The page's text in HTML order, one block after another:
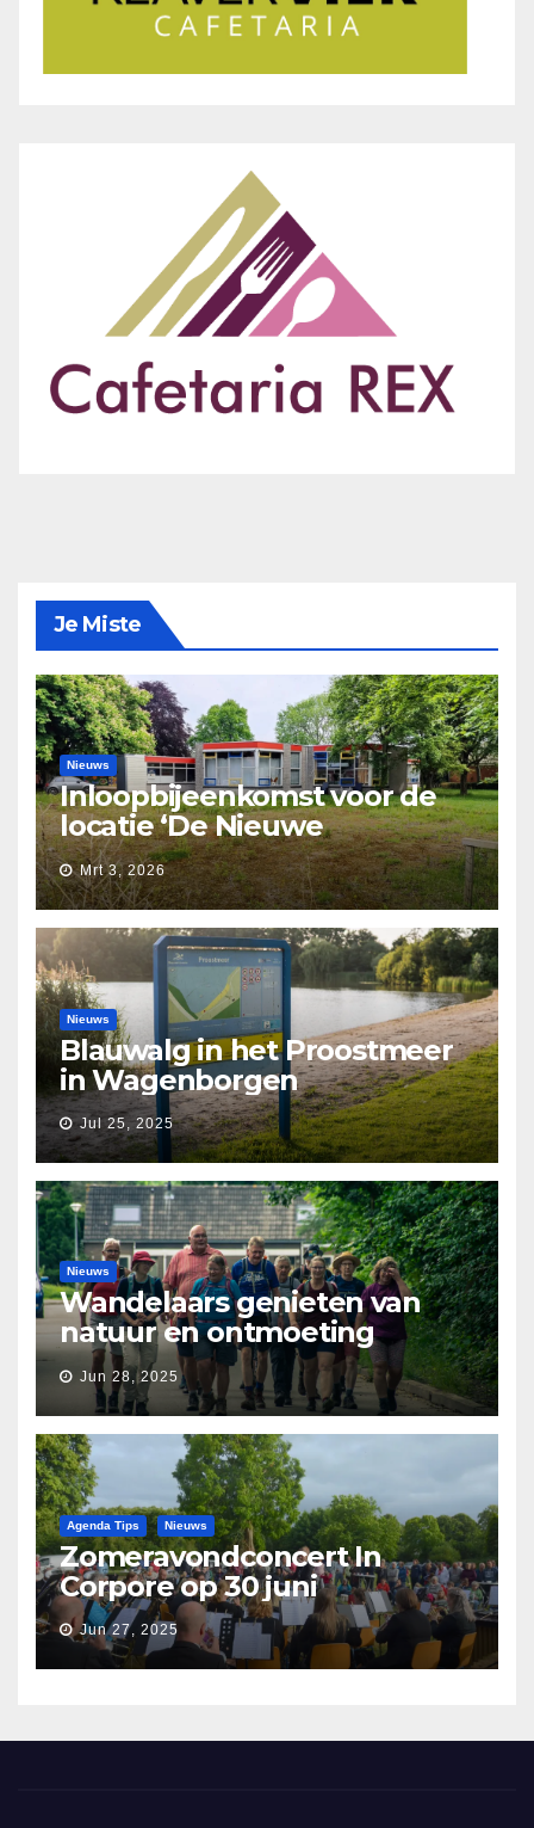
Je Miste
Nieuws
Inloopbijeenkomst voor de
locatie ‘De Nieuwe
Waarborg’
Mrt 3, 2026
Nieuws
Blauwalg in het Proostmeer
in Wagenborgen
Jul 25, 2025
Nieuws
Wandelaars genieten van
natuur en ontmoeting
tijdens Etapperonde
Pronkjewailpad
Jun 28, 2025
Agenda Tips Nieuws
Zomeravondconcert In
Corpore op 30 juni
Jun 27, 2025